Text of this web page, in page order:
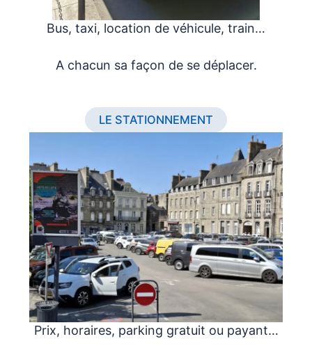
Bus, taxi, location de véhicule, train…
A chacun sa façon de se déplacer.
LE STATIONNEMENT
Prix, horaires, parking gratuit ou payant…